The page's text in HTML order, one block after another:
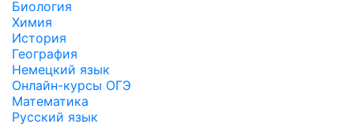
Биология
Химия
История
География
Немецкий язык
Онлайн-курсы ОГЭ
Математика
Русский язык